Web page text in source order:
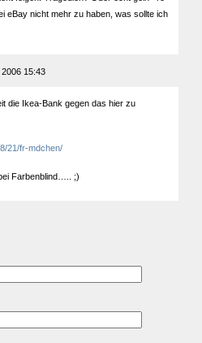
eBay nicht mehr zu haben, was sollte ich
15:43
die Ikea-Bank gegen das hier zu
21/fr-mdchen/
Farbenblind….. ;)